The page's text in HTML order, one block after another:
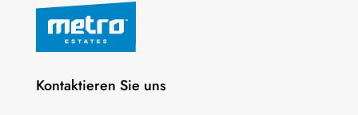
Kontaktieren Sie uns